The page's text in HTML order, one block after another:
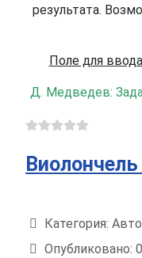
результата.
Поле для
Д. Медведев:
Категория:
Опубликовано: